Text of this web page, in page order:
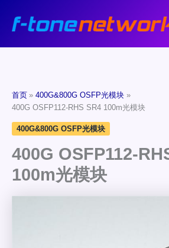
首页
400G&800G OSFP光模块
400G OSFP112-RHS SR4 100m光模块
400G&800G OSFP光模块
400G OSFP112-
100m光模块